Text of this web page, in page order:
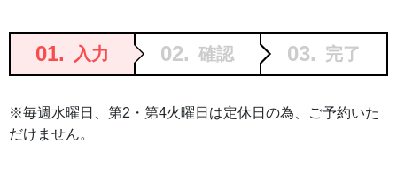
01. 入力 02. 確認 03. 完了
※毎週水曜日、第2・第4火曜日は定休日の為、ご予約いた
だけません。